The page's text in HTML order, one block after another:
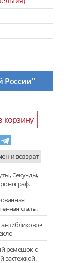
России"
корзину
и возврат
Секунды,
сталь.
ремешок с
застежкой.